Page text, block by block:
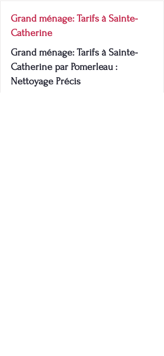
Grand ménage: Tarifs à Sainte-
Catherine
Grand ménage: Tarifs à Sainte-
Catherine par Pomerleau :
Nettoyage Précis